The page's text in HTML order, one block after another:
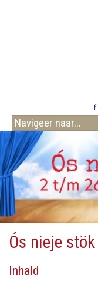
Ós nieje stök
Inhald